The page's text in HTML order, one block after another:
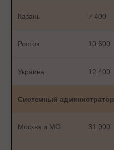
Казань 7 400
Ростов 10 600
Украина 12 400
Системный администратор
Москва и МО 31 900